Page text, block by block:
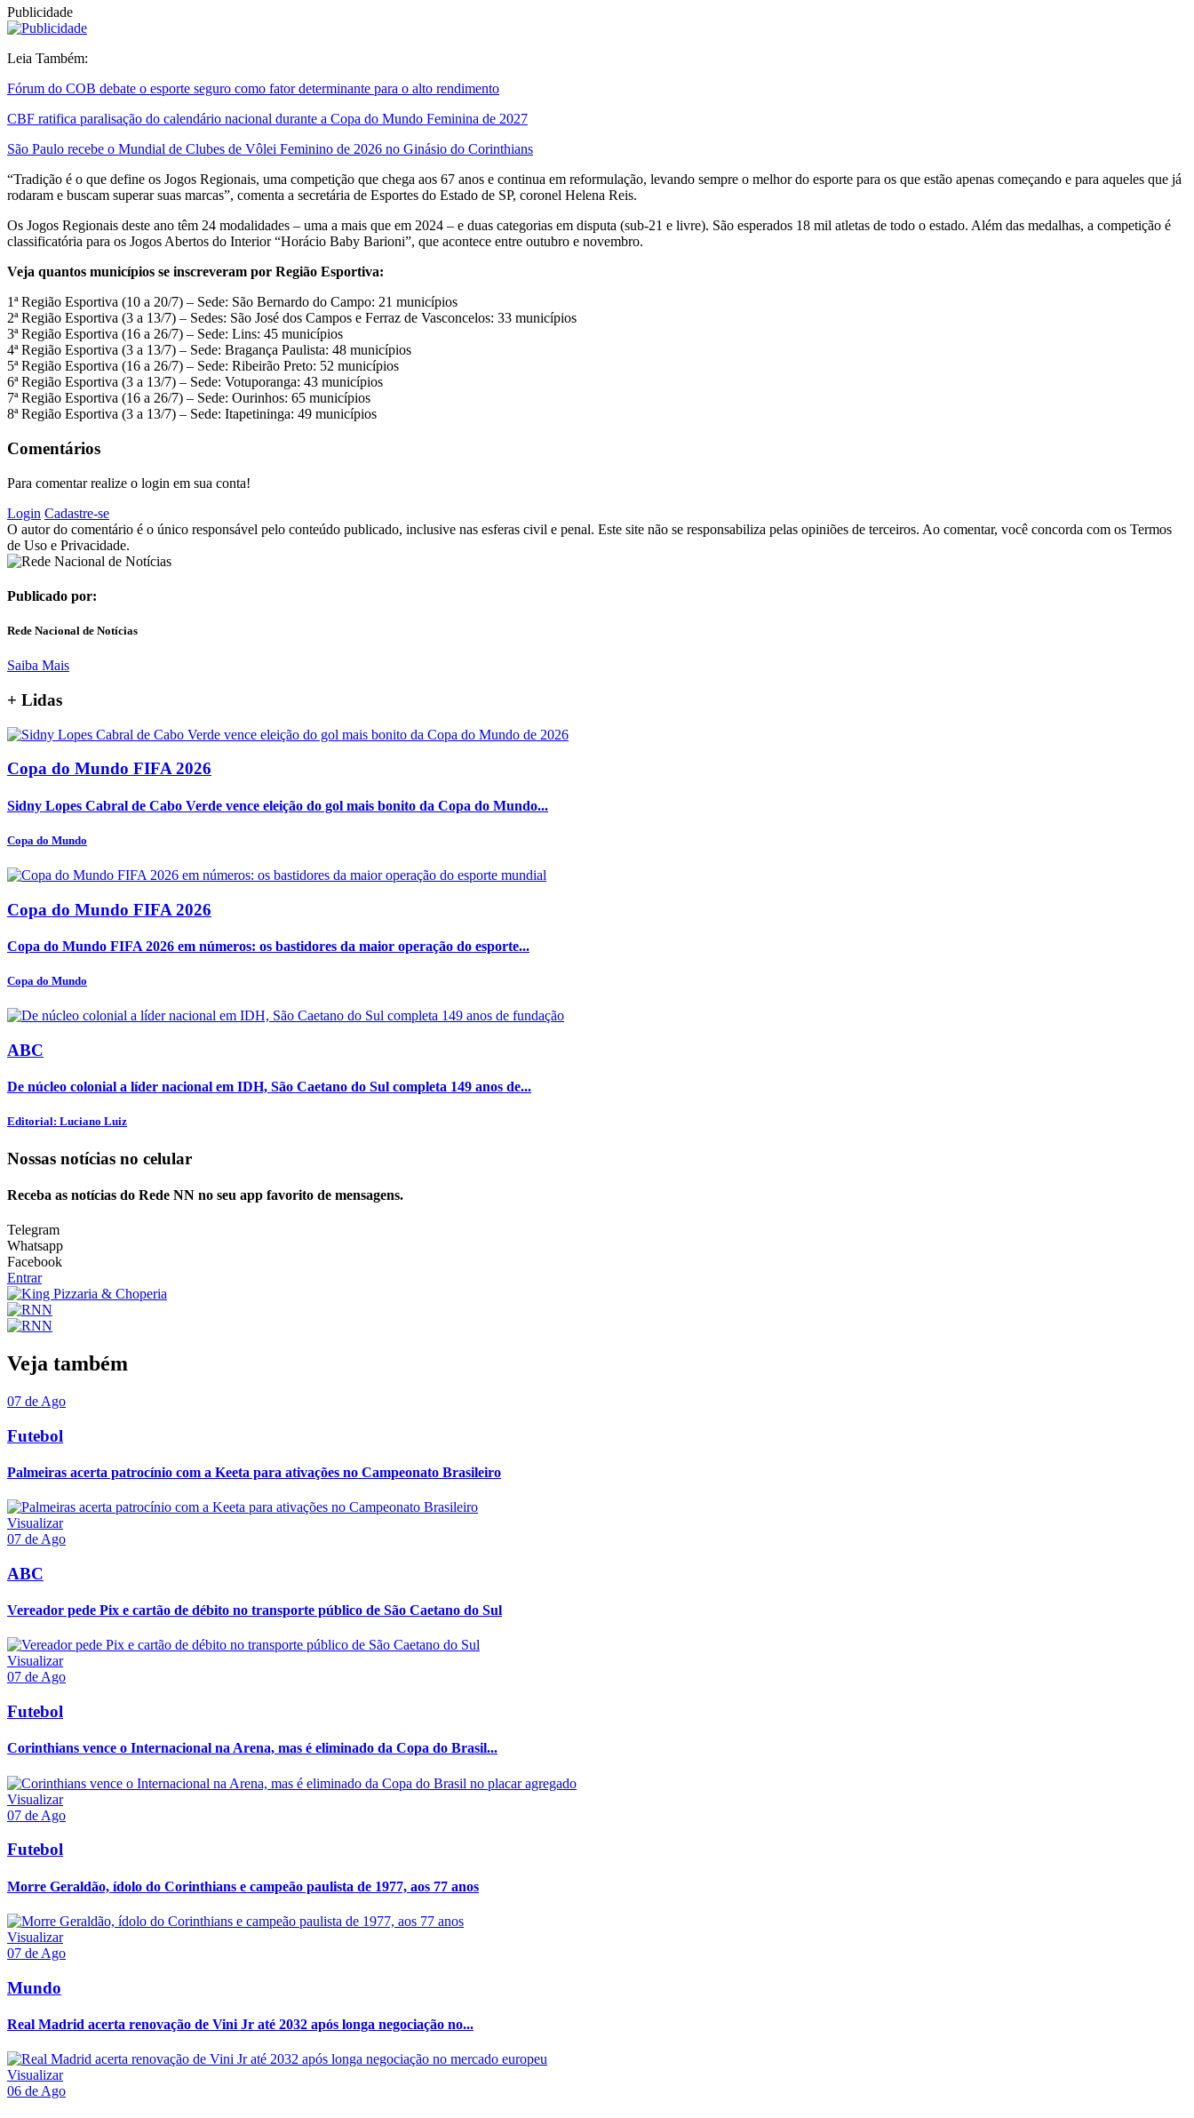
Publicidade
Leia Também:
Fórum do COB debate o esporte seguro como fator determinante para o alto rendimento
CBF ratifica paralisação do calendário nacional durante a Copa do Mundo Feminina de 2027
São Paulo recebe o Mundial de Clubes de Vôlei Feminino de 2026 no Ginásio do Corinthians
“Tradição é o que define os Jogos Regionais, uma competição que chega aos 67 anos e continua em reformulação, levando sempre o melhor do esporte para os que estão apenas começando e para aqueles que já
rodaram e buscam superar suas marcas”, comenta a secretária de Esportes do Estado de SP, coronel Helena Reis.
Os Jogos Regionais deste ano têm 24 modalidades – uma a mais que em 2024 – e duas categorias em disputa (sub-21 e livre). São esperados 18 mil atletas de todo o estado. Além das medalhas, a competição é
classificatória para os Jogos Abertos do Interior “Horácio Baby Barioni”, que acontece entre outubro e novembro.
Veja quantos municípios se inscreveram por Região Esportiva:
1ª Região Esportiva (10 a 20/7) – Sede: São Bernardo do Campo: 21 municípios
2ª Região Esportiva (3 a 13/7) – Sedes: São José dos Campos e Ferraz de Vasconcelos: 33 municípios
3ª Região Esportiva (16 a 26/7) – Sede: Lins: 45 municípios
4ª Região Esportiva (3 a 13/7) – Sede: Bragança Paulista: 48 municípios
5ª Região Esportiva (16 a 26/7) – Sede: Ribeirão Preto: 52 municípios
6ª Região Esportiva (3 a 13/7) – Sede: Votuporanga: 43 municípios
7ª Região Esportiva (16 a 26/7) – Sede: Ourinhos: 65 municípios
8ª Região Esportiva (3 a 13/7) – Sede: Itapetininga: 49 municípios
Comentários
Para comentar realize o login em sua conta!
Login Cadastre-se
O autor do comentário é o único responsável pelo conteúdo publicado, inclusive nas esferas civil e penal. Este site não se responsabiliza pelas opiniões de terceiros. Ao comentar, você concorda com os Termos
de Uso e Privacidade.
Publicado por:
Rede Nacional de Notícias
Saiba Mais
+ Lidas
Copa do Mundo FIFA 2026
Sidny Lopes Cabral de Cabo Verde vence eleição do gol mais bonito da Copa do Mundo...
Copa do Mundo
Copa do Mundo FIFA 2026
Copa do Mundo FIFA 2026 em números: os bastidores da maior operação do esporte...
Copa do Mundo
ABC
De núcleo colonial a líder nacional em IDH, São Caetano do Sul completa 149 anos de...
Editorial: Luciano Luiz
Nossas notícias no celular
Receba as notícias do Rede NN no seu app favorito de mensagens.
Telegram
Whatsapp
Facebook
Entrar
Veja também
07 de Ago
Futebol
Palmeiras acerta patrocínio com a Keeta para ativações no Campeonato Brasileiro
Visualizar
07 de Ago
ABC
Vereador pede Pix e cartão de débito no transporte público de São Caetano do Sul
Visualizar
07 de Ago
Futebol
Corinthians vence o Internacional na Arena, mas é eliminado da Copa do Brasil...
Visualizar
07 de Ago
Futebol
Morre Geraldão, ídolo do Corinthians e campeão paulista de 1977, aos 77 anos
Visualizar
07 de Ago
Mundo
Real Madrid acerta renovação de Vini Jr até 2032 após longa negociação no...
Visualizar
06 de Ago